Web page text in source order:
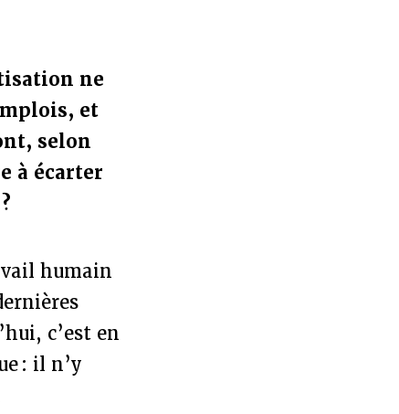
ne
et
selon
à écarter
humain
c’est en
: il n’y